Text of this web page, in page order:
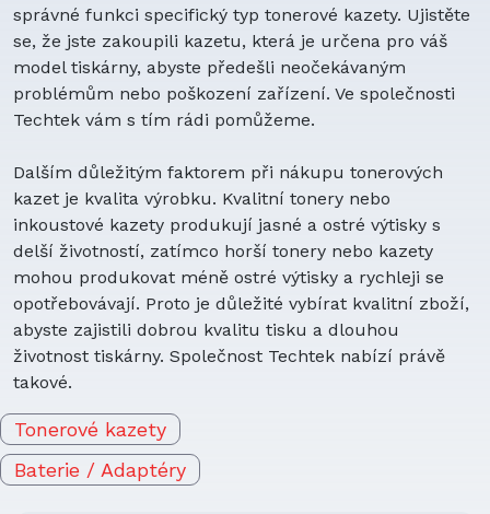
správné funkci specifický typ tonerové kazety. Ujistěte
se, že jste zakoupili kazetu, která je určena pro váš
model tiskárny, abyste předešli neočekávaným
problémům nebo poškození zařízení. Ve společnosti
Techtek vám s tím rádi pomůžeme.
Dalším důležitým faktorem při nákupu tonerových
kazet je kvalita výrobku. Kvalitní tonery nebo
inkoustové kazety produkují jasné a ostré výtisky s
delší životností, zatímco horší tonery nebo kazety
mohou produkovat méně ostré výtisky a rychleji se
opotřebovávají. Proto je důležité vybírat kvalitní zboží,
abyste zajistili dobrou kvalitu tisku a dlouhou
životnost tiskárny. Společnost Techtek nabízí právě
takové.
Tonerové kazety
Baterie / Adaptéry